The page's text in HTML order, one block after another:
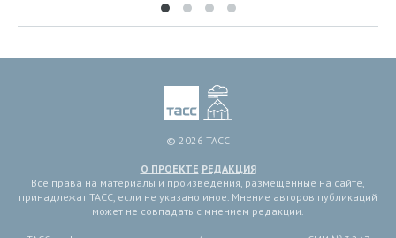
© 2026 ТАСС
О ПРОЕКТЕ РЕДАКЦИЯ
Все права на материалы и произведения, размещенные на сайте,
принадлежат ТАСС, если не указано иное. Мнение авторов публикаций
может не совпадать с мнением редакции.